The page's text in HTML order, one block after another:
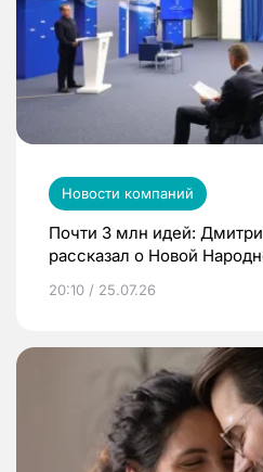
Новости компаний
Почти 3 млн идей:
рассказал о Новой
20:10 / 25.07.26